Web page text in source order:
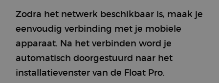
Zodra het netwerk beschikbaar is, maak je
eenvoudig verbinding met je mobiele
apparaat. Na het verbinden word je
automatisch doorgestuurd naar het
installatievenster van de Float Pro.